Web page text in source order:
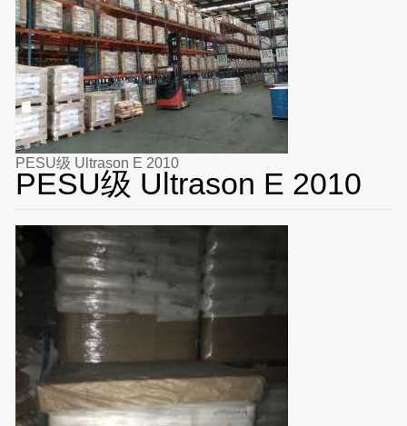
PESU级 Ultrason E 2010
PESU级 Ultrason E 2010